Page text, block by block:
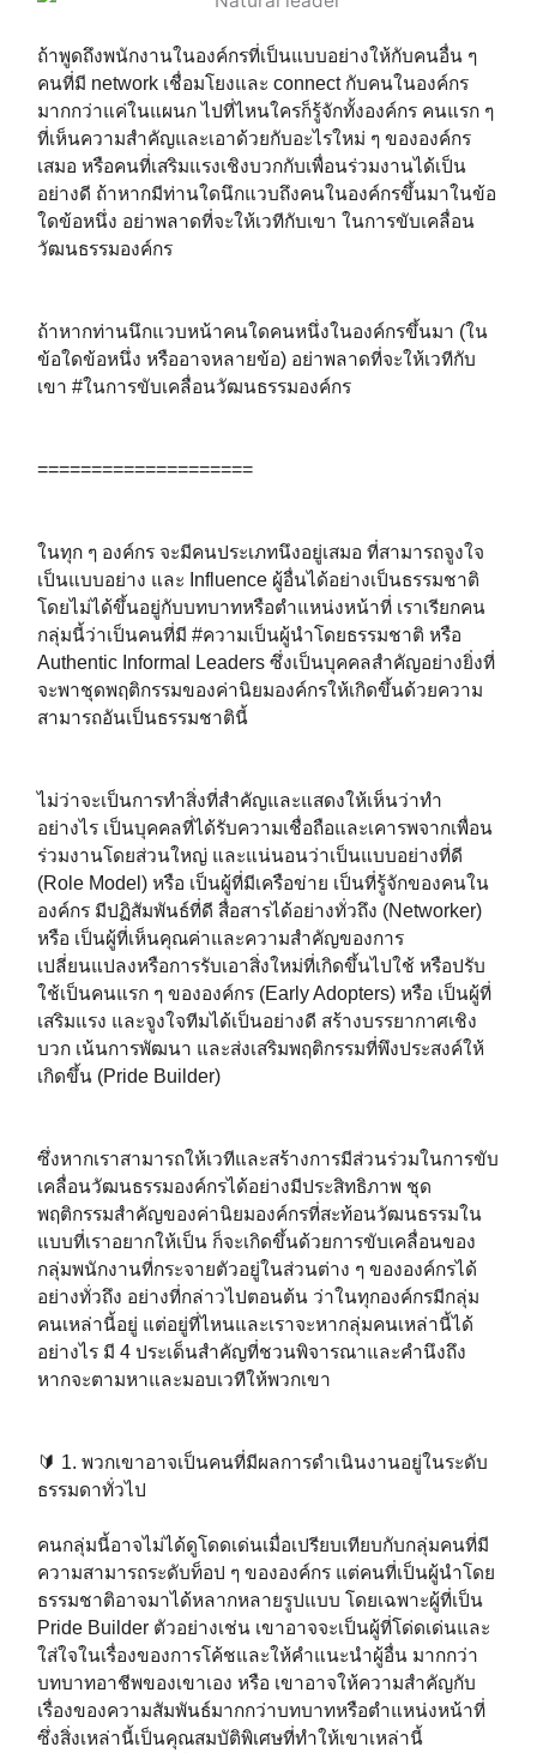
ถ้าพูดถึงพนักงานในองค์กรที่เป็นแบบอย่างให้กับคนอื่น ๆ
คนที่มี network เชื่อมโยงและ connect กับคนในองค์กร
มากกว่าแค่ในแผนก ไปที่ไหนใครก็รู้จักทั้งองค์กร คนแรก ๆ
ที่เห็นความสำคัญและเอาด้วยกับอะไรใหม่ ๆ ขององค์กร
เสมอ หรือคนที่เสริมแรงเชิงบวกกับเพื่อนร่วมงานได้เป็น
อย่างดี ถ้าหากมีท่านใดนึกแวบถึงคนในองค์กรขึ้นมาในข้อ
ใดข้อหนึ่ง อย่าพลาดที่จะให้เวทีกับเขา ในการขับเคลื่อน
วัฒนธรรมองค์กร⁣⁣
ถ้าหากท่านนึกแวบหน้าคนใดคนหนึ่งในองค์กรขึ้นมา (ใน
ข้อใดข้อหนึ่ง หรืออาจหลายข้อ) อย่าพลาดที่จะให้เวทีกับ
เขา #ในการขับเคลื่อนวัฒนธรรมองค์กร ⁣⁣
====================⁣⁣
ในทุก ๆ องค์กร จะมีคนประเภทนึงอยู่เสมอ ที่สามารถจูงใจ
เป็นแบบอย่าง และ Influence ผู้อื่นได้อย่างเป็นธรรมชาติ
โดยไม่ได้ขึ้นอยู่กับบทบาทหรือตำแหน่งหน้าที่ เราเรียกคน
กลุ่มนี้ว่าเป็นคนที่มี #ความเป็นผู้นำโดยธรรมชาติ หรือ
Authentic Informal Leaders ซึ่งเป็นบุคคลสำคัญอย่างยิ่งที่
จะพาชุดพฤติกรรมของค่านิยมองค์กรให้เกิดขึ้นด้วยความ
สามารถอันเป็นธรรมชาตินี้ ⁣⁣
ไม่ว่าจะเป็นการทำสิ่งที่สำคัญและแสดงให้เห็นว่าทำ
อย่างไร เป็นบุคคลที่ได้รับความเชื่อถือและเคารพจากเพื่อน
ร่วมงานโดยส่วนใหญ่ และแน่นอนว่าเป็นแบบอย่างที่ดี
(Role Model) หรือ เป็นผู้ที่มีเครือข่าย เป็นที่รู้จักของคนใน
องค์กร มีปฏิสัมพันธ์ที่ดี สื่อสารได้อย่างทั่วถึง (Networker)
หรือ เป็นผู้ที่เห็นคุณค่าและความสำคัญของการ
เปลี่ยนแปลงหรือการรับเอาสิ่งใหม่ที่เกิดขึ้นไปใช้ หรือปรับ
ใช้เป็นคนแรก ๆ ขององค์กร (Early Adopters) หรือ เป็นผู้ที่
เสริมแรง และจูงใจทีมได้เป็นอย่างดี สร้างบรรยากาศเชิง
บวก เน้นการพัฒนา และส่งเสริมพฤติกรรมที่พึงประสงค์ให้
เกิดขึ้น (Pride Builder) ⁣⁣
ซึ่งหากเราสามารถให้เวทีและสร้างการมีส่วนร่วมในการขับ
เคลื่อนวัฒนธรรมองค์กรได้อย่างมีประสิทธิภาพ ชุด
พฤติกรรมสำคัญของค่านิยมองค์กรที่สะท้อนวัฒนธรรมใน
แบบที่เราอยากให้เป็น ก็จะเกิดขึ้นด้วยการขับเคลื่อนของ
กลุ่มพนักงานที่กระจายตัวอยู่ในส่วนต่าง ๆ ขององค์กรได้
อย่างทั่วถึง อย่างที่กล่าวไปตอนต้น ว่าในทุกองค์กรมีกลุ่ม
คนเหล่านี้อยู่ แต่อยู่ที่ไหนและเราจะหากลุ่มคนเหล่านี้ได้
อย่างไร มี 4 ประเด็นสำคัญที่ชวนพิจารณาและคำนึงถึง
หากจะตามหาและมอบเวทีให้พวกเขา⁣⁣
🔰 1. พวกเขาอาจเป็นคนที่มีผลการดำเนินงานอยู่ในระดับ
ธรรมดาทั่วไป⁣⁣
⁣⁣คนกลุ่มนี้อาจไม่ได้ดูโดดเด่นเมื่อเปรียบเทียบกับกลุ่มคนที่มี
ความสามารถระดับท็อป ๆ ขององค์กร แต่คนที่เป็นผู้นำโดย
ธรรมชาติอาจมาได้หลากหลายรูปแบบ โดยเฉพาะผู้ที่เป็น
Pride Builder ตัวอย่างเช่น เขาอาจจะเป็นผู้ที่โด่ดเด่นและ
ใส่ใจในเรื่องของการโค้ชและให้คำแนะนำผู้อื่น มากกว่า
บทบาทอาชีพของเขาเอง หรือ เขาอาจให้ความสำคัญกับ
เรื่องของความสัมพันธ์มากกว่าบทบาทหรือตำแหน่งหน้าที่
ซึ่งสิ่งเหล่านี้เป็นคุณสมบัติพิเศษที่ทำให้เขาเหล่านี้